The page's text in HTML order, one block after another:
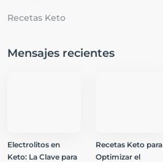
Recetas Keto
Mensajes recientes
Electrolitos en
Keto: La Clave para
Recetas Keto para
Optimizar el